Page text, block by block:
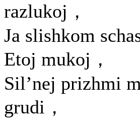
razlukoj，
Ja slishkom
Etoj mukoj，
Sil’nej prizhmi
grudi，